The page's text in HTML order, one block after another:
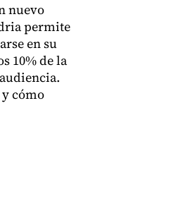
nuevo
permite
en su
10% de la
cómo